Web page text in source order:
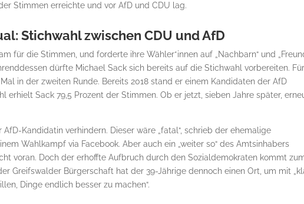
Stimmen erreichte und vor AfD und CDU lag.
Stichwahl zwischen CDU und AfD
für die Stimmen, und forderte ihre Wähler*innen auf „Nachbarn“ und
dürfte Michael Sack sich bereits auf die Stichwahl vorbereiten. Für
in der zweiten Runde. Bereits 2018 stand er einem Kandidaten der AfD
erhielt Sack 79,5 Prozent der Stimmen. Ob er jetzt, sieben Jahre später,
Kandidatin verhindern. Dieser wäre „fatal“, schrieb der ehemalige
Wahlkampf via Facebook. Aber auch ein „weiter so“ des Amtsinhabers
voran. Doch der erhoffte Aufbruch durch den Sozialdemokraten kommt
Greifswalder Bürgerschaft hat der 39-Jährige dennoch einen Ort, um mit
Dinge endlich besser zu machen“.